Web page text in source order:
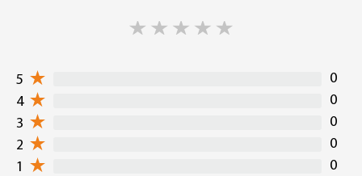
5
0
4
0
3
0
2
0
1
0